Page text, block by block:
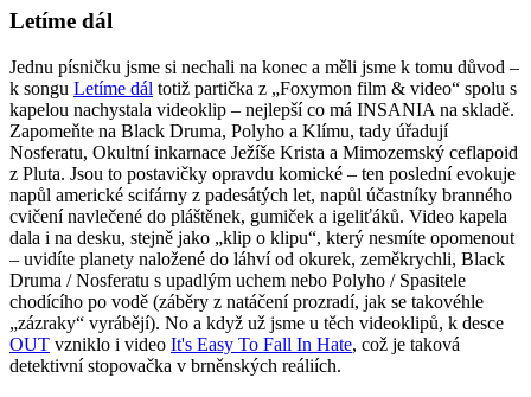
Letíme dál
Jednu písničku jsme si nechali na konec a měli jsme k tomu důvod –
k songu Letíme dál totiž partička z „Foxymon film & video“ spolu s
kapelou nachystala videoklip – nejlepší co má INSANIA na skladě.
Zapomeňte na Black Druma, Polyho a Klímu, tady úřadují
Nosferatu, Okultní inkarnace Ježíše Krista a Mimozemský ceflapoid
z Pluta. Jsou to postavičky opravdu komické – ten poslední evokuje
napůl americké scifárny z padesátých let, napůl účastníky branného
cvičení navlečené do pláštěnek, gumiček a igeliťáků. Video kapela
dala i na desku, stejně jako „klip o klipu“, který nesmíte opomenout
– uvidíte planety naložené do láhví od okurek, zeměkrychli, Black
Druma / Nosferatu s upadlým uchem nebo Polyho / Spasitele
chodícího po vodě (záběry z natáčení prozradí, jak se takovéhle
„zázraky“ vyrábějí). No a když už jsme u těch videoklipů, k desce
OUT vzniklo i video It's Easy To Fall In Hate, což je taková
detektivní stopovačka v brněnských reáliích.